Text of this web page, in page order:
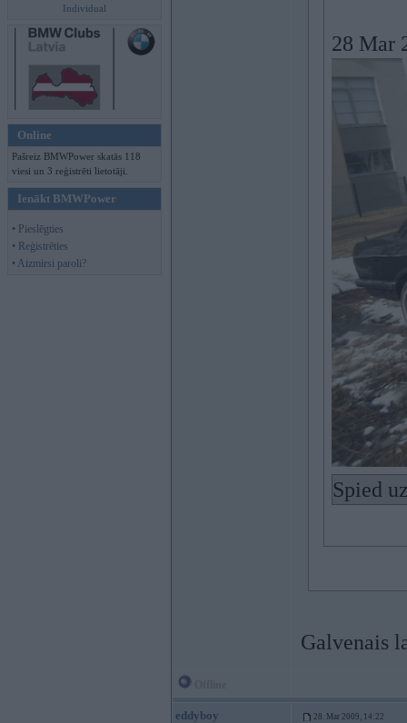
Individual
Online
Pašreiz BMWPower skatās 118
viesi un 3 reģistrēti lietotāji.
Ienākt BMWPower
• Pieslēgties
• Reģistrēties
• Aizmirsi paroli?
28 Mar
Spied
Galvenais
eddyboy 28. Mar 2009, 14:22